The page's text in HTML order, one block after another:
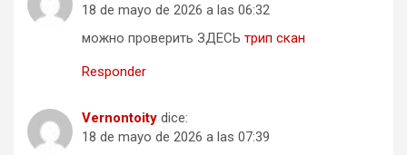
18 de mayo de 2026 a las 06:32
можно проверить ЗДЕСЬ трип скан
Responder
Vernontoity dice:
18 de mayo de 2026 a las 07:39